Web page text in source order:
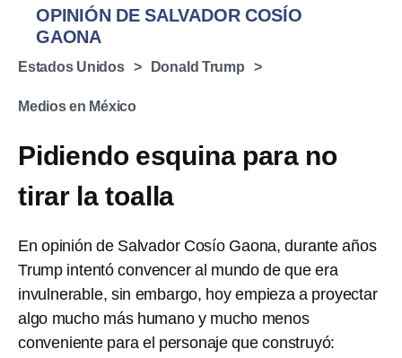
OPINIÓN DE SALVADOR COSÍO
GAONA
Estados Unidos Donald Trump
Medios en México
Pidiendo esquina para no
tirar la toalla
En opinión de Salvador Cosío Gaona, durante años
Trump intentó convencer al mundo de que era
invulnerable, sin embargo, hoy empieza a proyectar
algo mucho más humano y mucho menos
conveniente para el personaje que construyó: